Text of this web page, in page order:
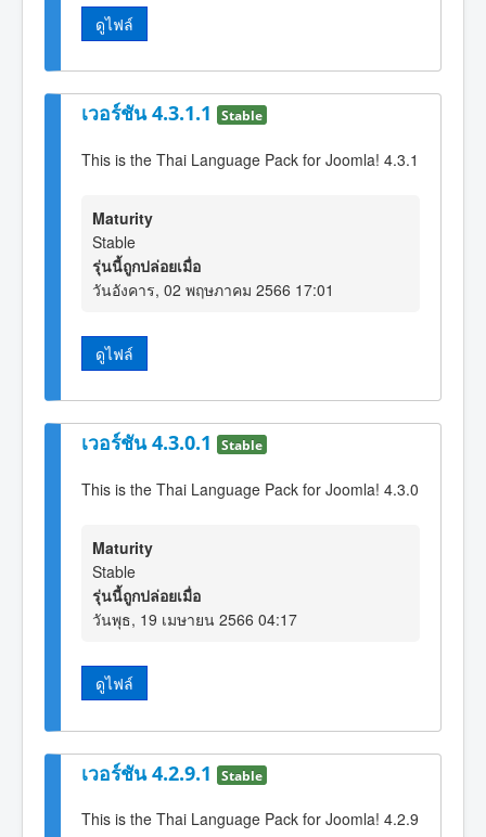
ดูไฟล์
เวอร์ชัน 4.3.1.1 Stable
This is the Thai Language Pack for Joomla! 4.3.1
Maturity
Stable
รุ่นนี้ถูกปล่อยเมื่อ
วันอังคาร, 02 พฤษภาคม 2566 17:01
ดูไฟล์
เวอร์ชัน 4.3.0.1 Stable
This is the Thai Language Pack for Joomla! 4.3.0
Maturity
Stable
รุ่นนี้ถูกปล่อยเมื่อ
วันพุธ, 19 เมษายน 2566 04:17
ดูไฟล์
เวอร์ชัน 4.2.9.1 Stable
This is the Thai Language Pack for Joomla! 4.2.9